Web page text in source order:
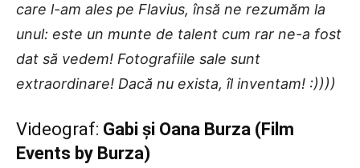
care l-am ales pe Flavius, însă ne rezumăm la
unul: este un munte de talent cum rar ne-a fost
dat să vedem! Fotografiile sale sunt
extraordinare! Dacă nu exista, îl inventam! :))))
Videograf: Gabi și Oana Burza (Film
Events by Burza)